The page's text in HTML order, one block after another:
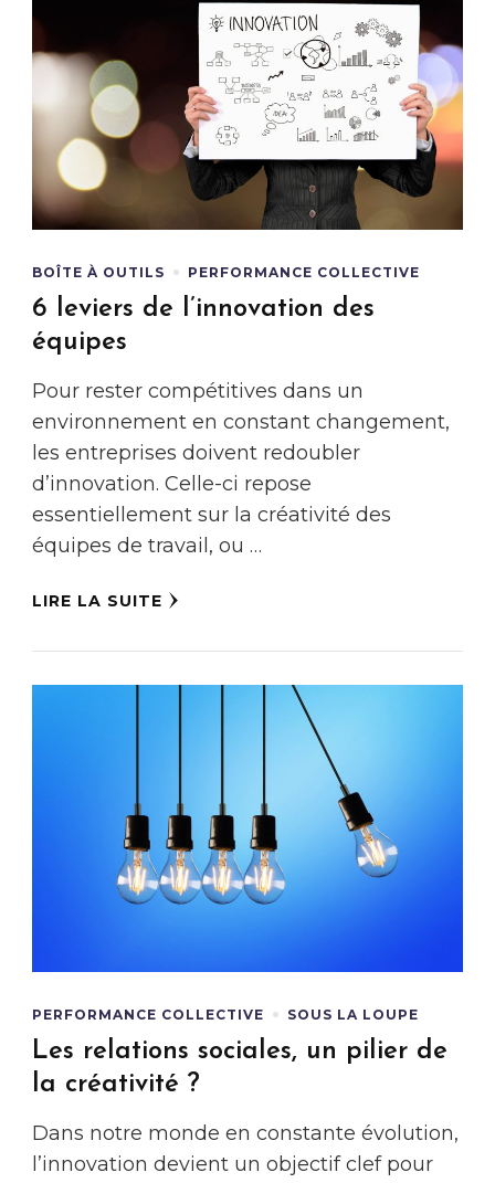
BOÎTE À OUTILS PERFORMANCE COLLECTIVE
6 leviers de l’innovation des
équipes
Pour rester compétitives dans un
environnement en constant changement,
les entreprises doivent redoubler
d’innovation. Celle-ci repose
essentiellement sur la créativité des
équipes de travail, ou …
LIRE LA SUITE
PERFORMANCE COLLECTIVE SOUS LA LOUPE
Les relations sociales, un pilier de
la créativité ?
Dans notre monde en constante évolution,
l’innovation devient un objectif clef pour